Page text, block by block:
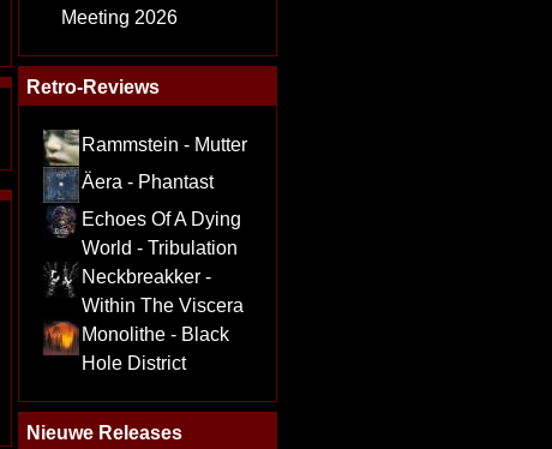
Meeting 2026
Retro-Reviews
Rammstein - Mutter
Äera - Phantast
Echoes Of A Dying
World - Tribulation
Neckbreakker -
Within The Viscera
Monolithe - Black
Hole District
Nieuwe Releases